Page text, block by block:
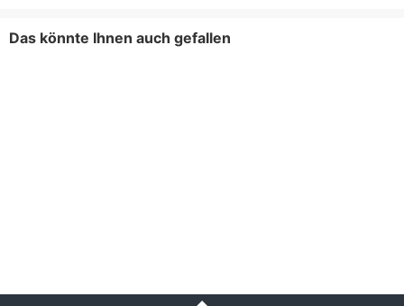
Das könnte Ihnen auch gefallen